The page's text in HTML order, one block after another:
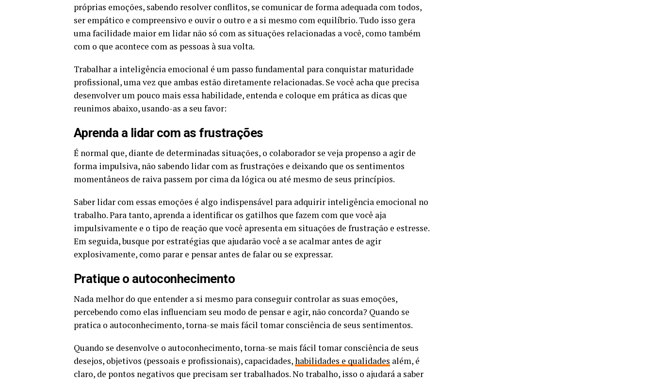
próprias emoções, sabendo resolver conflitos, se comunicar de forma adequada com todos,
ser empático e compreensivo e ouvir o outro e a si mesmo com equilíbrio. Tudo isso gera
uma facilidade maior em lidar não só com as situações relacionadas a você, como também
com o que acontece com as pessoas à sua volta.
Trabalhar a inteligência emocional é um passo fundamental para conquistar maturidade
profissional, uma vez que ambas estão diretamente relacionadas. Se você acha que precisa
desenvolver um pouco mais essa habilidade, entenda e coloque em prática as dicas que
reunimos abaixo, usando-as a seu favor:
Aprenda a lidar com as frustrações
É normal que, diante de determinadas situações, o colaborador se veja propenso a agir de
forma impulsiva, não sabendo lidar com as frustrações e deixando que os sentimentos
momentâneos de raiva passem por cima da lógica ou até mesmo de seus princípios.
Saber lidar com essas emoções é algo indispensável para adquirir inteligência emocional no
trabalho. Para tanto, aprenda a identificar os gatilhos que fazem com que você aja
impulsivamente e o tipo de reação que você apresenta em situações de frustração e estresse.
Em seguida, busque por estratégias que ajudarão você a se acalmar antes de agir
explosivamente, como parar e pensar antes de falar ou se expressar.
Pratique o autoconhecimento
Nada melhor do que entender a si mesmo para conseguir controlar as suas emoções,
percebendo como elas influenciam seu modo de pensar e agir, não concorda? Quando se
pratica o autoconhecimento, torna-se mais fácil tomar consciência de seus sentimentos.
Quando se desenvolve o autoconhecimento, torna-se mais fácil tomar consciência de seus
desejos, objetivos (pessoais e profissionais), capacidades,habilidades e qualidades além, é
claro, de pontos negativos que precisam ser trabalhados. No trabalho, isso o ajudará a saber